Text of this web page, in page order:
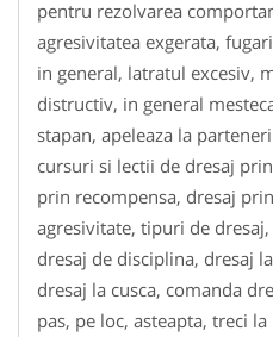
pentru rezolvarea
agresivitatea exgerata,
in general, latratul excesiv,
distructiv, in general
stapan, apeleaza la
cursuri si lectii de dresaj
prin recompensa, dresaj
agresivitate, tipuri de
dresaj de disciplina, dresaj
dresaj la cusca, comanda
pas, pe loc, asteapta, treci